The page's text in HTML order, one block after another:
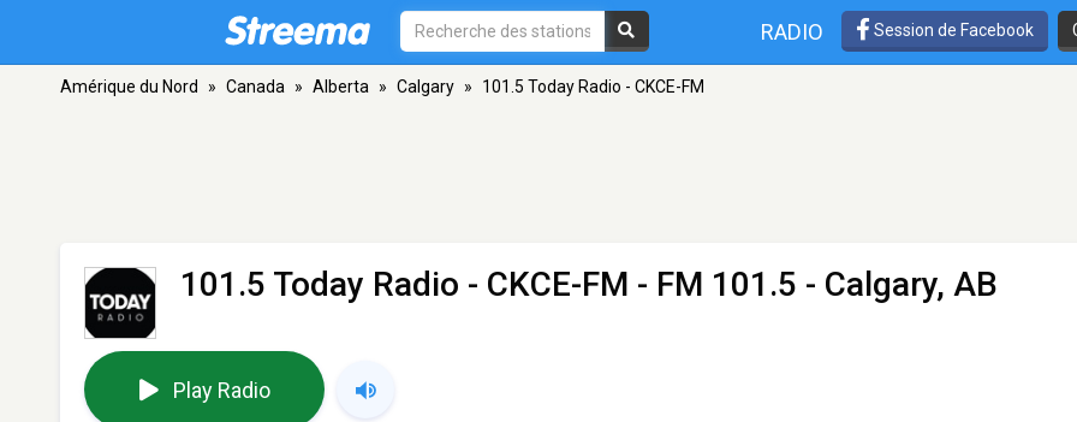
RADIO Session de Facebook
Amérique du Nord » Canada » Alberta » Calgary » 101.5 Today Radio - CKCE-FM
101.5 Today Radio - CKCE-FM - FM 101.5 - Calgary, AB
Play Radio